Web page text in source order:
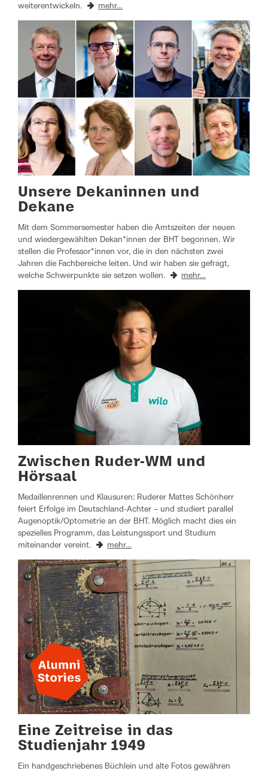
weiterentwickeln.
mehr…
Unsere Dekaninnen und
Dekane
Mit dem Sommersemester haben die Amtszeiten der neuen
und wiedergewählten Dekan*innen der BHT begonnen. Wir
stellen die Professor*innen vor, die in den nächsten zwei
Jahren die Fachbereiche leiten. Und wir haben sie gefragt,
welche Schwerpunkte sie setzen wollen.
mehr…
Zwischen Ruder-WM und
Hörsaal
Medaillenrennen und Klausuren: Ruderer Mattes Schönherr
feiert Erfolge im Deutschland-Achter – und studiert parallel
Augenoptik/Optometrie an der BHT. Möglich macht dies ein
spezielles Programm, das Leistungssport und Studium
miteinander vereint.
mehr…
Eine Zeitreise in das
Studienjahr 1949
Ein handgeschriebenes Büchlein und alte Fotos gewähren